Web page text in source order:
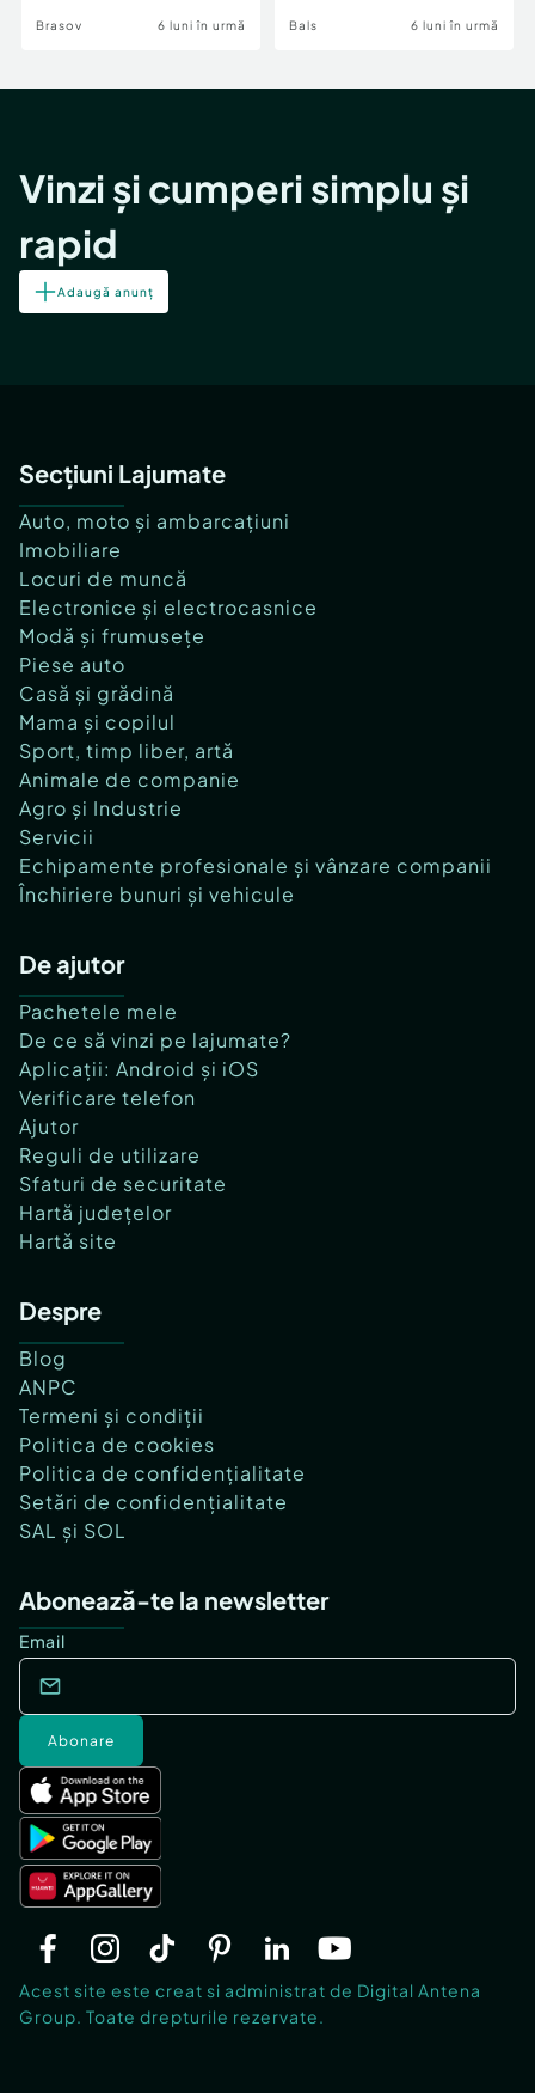
Brasov 6 luni în urmă Bals 6 luni în urmă
Vinzi și cumperi simplu și
rapid
Adaugă anunț
Secțiuni Lajumate
Auto, moto și ambarcațiuni
Imobiliare
Locuri de muncă
Electronice și electrocasnice
Modă și frumusețe
Piese auto
Casă și grădină
Mama și copilul
Sport, timp liber, artă
Animale de companie
Agro și Industrie
Servicii
Echipamente profesionale și vânzare companii
Închiriere bunuri și vehicule
De ajutor
Pachetele mele
De ce să vinzi pe lajumate?
Aplicații: Android și iOS
Verificare telefon
Ajutor
Reguli de utilizare
Sfaturi de securitate
Hartă județelor
Hartă site
Despre
Blog
ANPC
Termeni și condiții
Politica de cookies
Politica de confidențialitate
Setări de confidențialitate
SAL și SOL
Abonează-te la newsletter
Email
Abonare
Acest site este creat si administrat de Digital Antena
Group. Toate drepturile rezervate.